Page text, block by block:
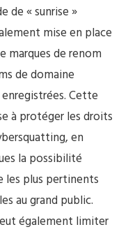
de « sunrise »
mise en place
marques de renom
de domaine
Cette
à protéger les droits
en
la possibilité
les plus pertinents
au grand public.
également limiter